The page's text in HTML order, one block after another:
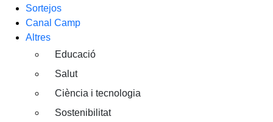
Sortejos
Canal Camp
Altres
Educació
Salut
Ciència i tecnologia
Sostenibilitat